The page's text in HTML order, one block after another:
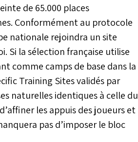
de 65.000 places
Conformément au protocole
nationale rejoindra un site
Si la sélection française utilise
comme camps de base dans la
Training Sites validés par
naturelles identiques à celle du
les appuis des joueurs et
pas d’imposer le bloc